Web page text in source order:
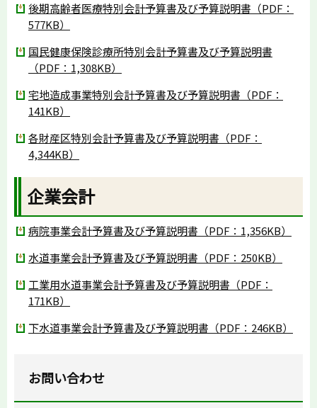
後期高齢者医療特別会計予算書及び予算説明書（PDF：
577KB）
国民健康保険診療所特別会計予算書及び予算説明書
（PDF：1,308KB）
宅地造成事業特別会計予算書及び予算説明書（PDF：
141KB）
各財産区特別会計予算書及び予算説明書（PDF：
4,344KB）
企業会計
病院事業会計予算書及び予算説明書（PDF：1,356KB）
水道事業会計予算書及び予算説明書（PDF：250KB）
工業用水道事業会計予算書及び予算説明書（PDF：
171KB）
下水道事業会計予算書及び予算説明書（PDF：246KB）
お問い合わせ